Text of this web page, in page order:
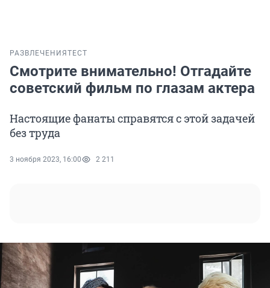
РАЗВЛЕЧЕНИЯ ТЕСТ
Смотрите внимательно! Отгадайте
советский фильм по глазам актера
Настоящие фанаты справятся с этой задачей
без труда
3 ноября 2023, 16:00 2 211